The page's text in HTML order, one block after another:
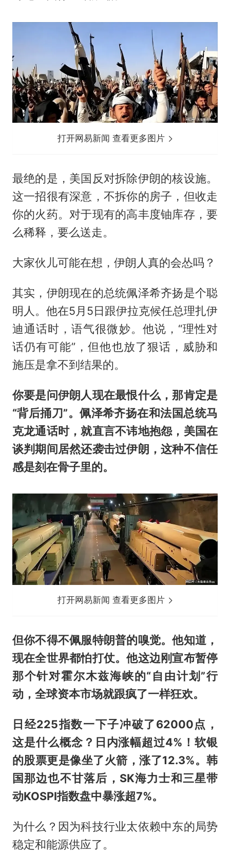
打开网易新闻 查看更多图片
最绝的是，美国反对拆除伊朗的核设施。
这一招很有深意，不拆你的房子，但收走
你的火药。对于现有的高丰度铀库存，要
么稀释，要么送走。
大家伙儿可能在想，伊朗人真的会怂吗？
其实，伊朗现在的总统佩泽希齐扬是个聪
明人。他在5月5日跟伊拉克候任总理扎伊
迪通话时，语气很微妙。他说，“理性对
话仍有可能”，但他也放了狠话，威胁和
施压是拿不到结果的。
你要是问伊朗人现在最恨什么，那肯定是
“背后捅刀”。佩泽希齐扬在和法国总统马
克龙通话时，就直言不讳地抱怨，美国在
谈判期间居然还袭击过伊朗，这种不信任
感是刻在骨子里的。
打开网易新闻 查看更多图片
但你不得不佩服特朗普的嗅觉。他知道，
现在全世界都怕打仗。他这边刚宣布暂停
那个针对霍尔木兹海峡的“自由计划”行
动，全球资本市场就跟疯了一样狂欢。
日经225指数一下子冲破了62000点，
这是什么概念？日内涨幅超过4%！软银
的股票更是像坐了火箭，涨了12.3%。韩
国那边也不甘落后，SK海力士和三星带
动KOSPI指数盘中暴涨超7%。
为什么？因为科技行业太依赖中东的局势
稳定和能源供应了。